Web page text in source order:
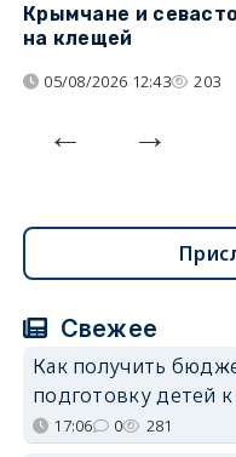
Крымчане и
на клещей
05/08/2026 12:43 203
Свежее
Как получить
подготовку детей
17:06 0 281